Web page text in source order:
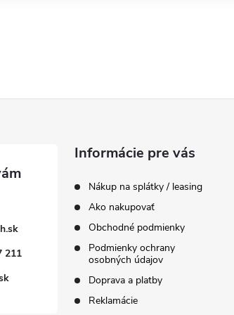
211
Informácie pre vás
Nákup na splátky / leasing
Ako nakupovať
Obchodné podmienky
Podmienky ochrany
osobných údajov
Doprava a platby
Reklamácie